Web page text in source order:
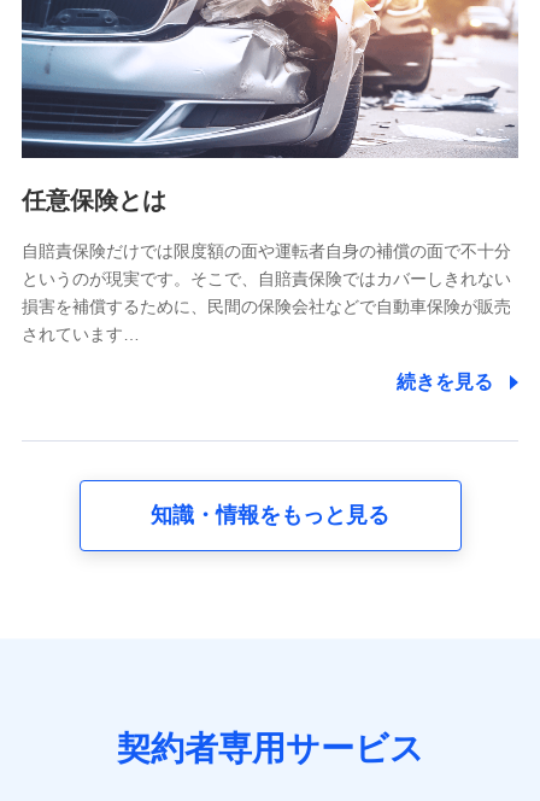
基本情報
氏名、電話番号、メールアドレス、お客さまの識別子、
属性、連絡先、dポイントサービスのご利用に関する情
報。例として、dポイントカード番号、性別、年齢、家族
構成、住所、dポイント残高、dポイント利用履歴などが
含まれます。
当社又は株式会社NTTドコモが提供する各種サービスな
又は株式会社NTTドコモが提供する各種サービスのご契
約状態・ご利用履歴インターネット利用時の行動に関す
る情報、アプリケーション利用時の行動に関する情報、
購入されたサービスや商品の名称・購入場所・決済に関
する情報、アンケートの回答に関する情報などが含まれ
の内容、保険料、保険料のお支払方法、車のメーカーや
走行距離などの情報、建物の構造や築年数などの情報、
険契約に関する情報。例として、保険契約者及び被保険
者の氏名、住所、生年月日、性別、保険契約者と被保険
任意保険とは
自賠責保険だけでは限度額の面や運転者自身の補償の面で不十分
というのが現実です。そこで、自賠責保険ではカバーしきれない
損害を補償するために、民間の保険会社などで自動車保険が販売
されています…
続きを見る
知識・情報をもっと見る
契約者専用サービス